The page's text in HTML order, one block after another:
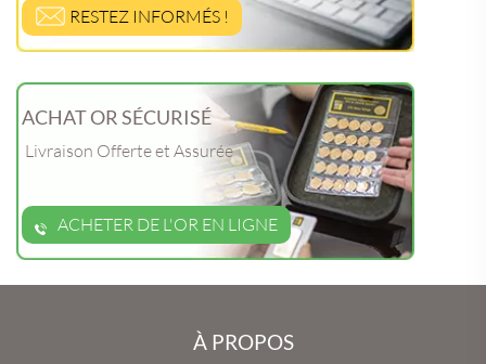
RESTEZ INFORMÉS !
ACHAT OR SÉCURISÉ
Livraison Offerte et Assurée
ACHETER DE L'OR EN LIGNE
À PROPOS